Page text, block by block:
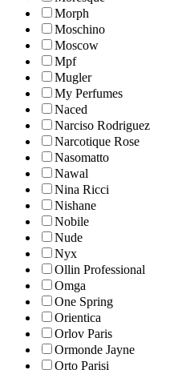
Morph
Moschino
Moscow
Mpf
Mugler
My Perfumes
Naced
Narciso Rodriguez
Narcotique Rose
Nasomatto
Nawal
Nina Ricci
Nishane
Nobile
Nude
Nyx
Ollin Professional
Omga
One Spring
Orientica
Orlov Paris
Ormonde Jayne
Orto Parisi